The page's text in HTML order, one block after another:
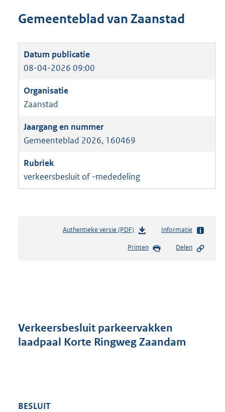
Gemeenteblad van Zaanstad
08-04-2026 09:00
Zaanstad
Gemeenteblad 2026, 160469
verkeersbesluit of -mededeling
Authentieke versie (PDF)b
s
r
o
Informatie
Printen Delen
Verkeersbesluit parkeervakken
laadpaal Korte Ringweg Zaandam
BESLUIT